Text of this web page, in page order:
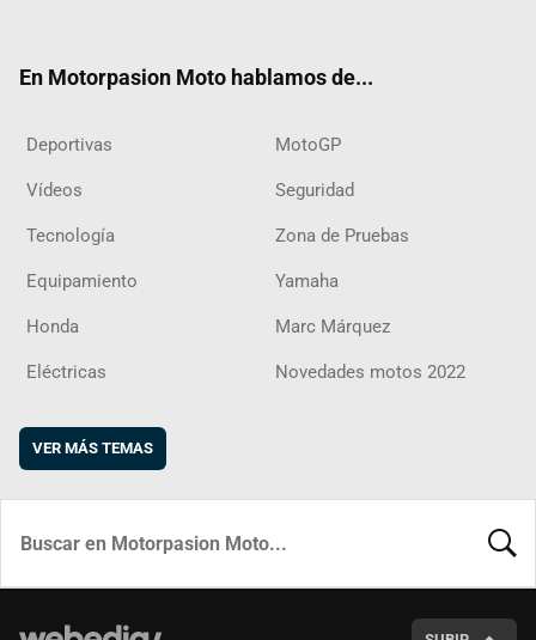
En Motorpasion Moto hablamos de...
Deportivas MotoGP
Vídeos Seguridad
Tecnología Zona de Pruebas
Equipamiento Yamaha
Honda Marc Márquez
Eléctricas Novedades motos 2022
VER MÁS TEMAS